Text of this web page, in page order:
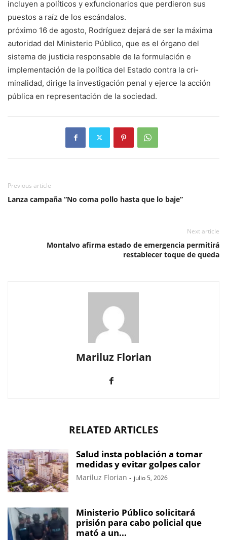
incluyen a polí­ticos y exfuncionarios que perdieron sus
puestos a raíz de los escándalos.
próximo 16 de agosto, Rodríguez de­jará de ser la máxima
au­toridad del Ministerio Pú­blico, que es el órgano del
sistema de justicia respon­sable de la formulación e
implementación de la polí­tica del Estado contra la cri­
minalidad, dirige la inves­tigación penal y ejerce la acción
pública en represen­tación de la sociedad.
Previous article
Lanza campaña “No coma pollo hasta que lo baje”
Next article
Montalvo afirma estado de emergencia permitirá
restablecer toque de queda
Mariluz Florian
RELATED ARTICLES
Salud insta población a tomar
medidas y evitar golpes calor
Mariluz Florian - julio 5, 2026
Ministerio Público solicitará
prisión para cabo policial que
mató a un...